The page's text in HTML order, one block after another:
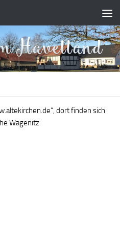
dort finden sich
Wagenitz